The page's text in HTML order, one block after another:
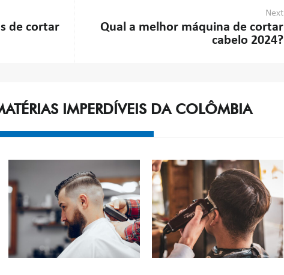
de cortar
Next
Qual a melhor máquina de cortar
cabelo 2024?
IMPERDÍVEIS DA COLÔMBIA